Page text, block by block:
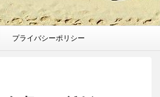
プライバシーポリシー